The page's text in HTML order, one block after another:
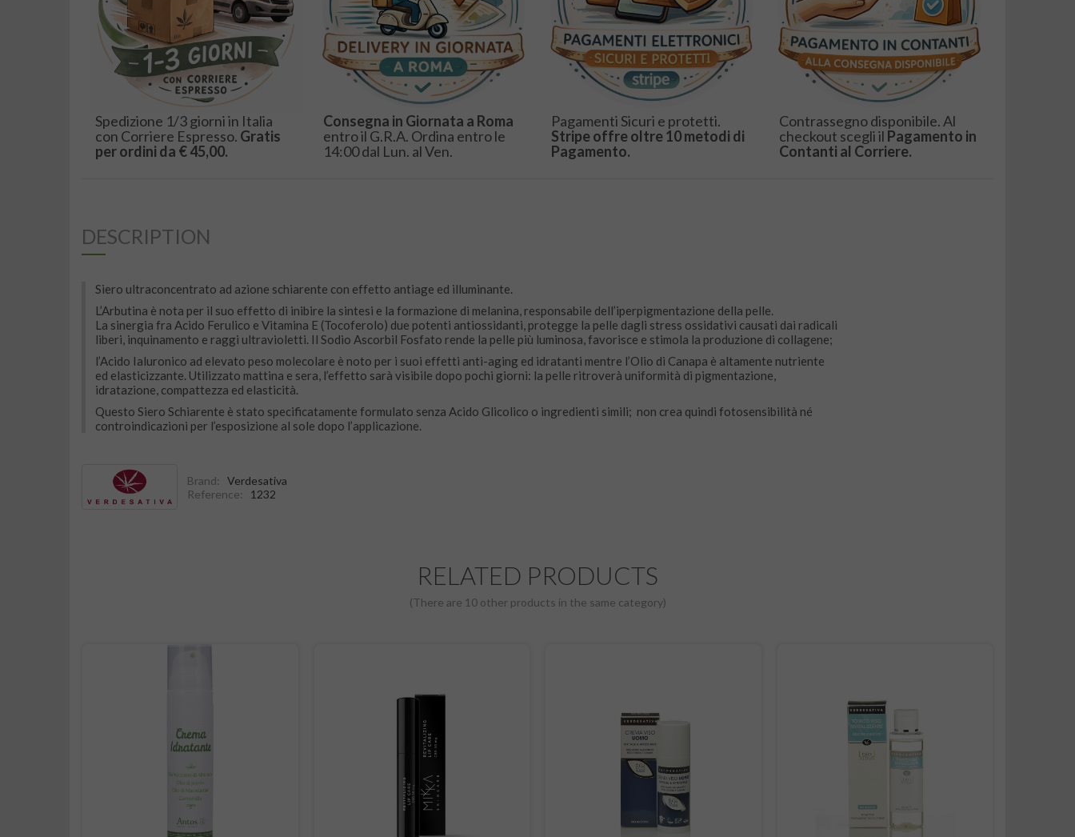
Spedizione 1/3 giorni in Italia
con Corriere Espresso. Gratis
per ordini da € 45,00.
Consegna in Giornata a Roma
entro il G.R.A. Ordina entro le
14:00 dal Lun. al Ven.
Pagamenti Sicuri e protetti.
Stripe offre oltre 10 metodi di
Pagamento.
Contrassegno disponibile. Al
checkout scegli il Pagamento in
Contanti al Corriere.
DESCRIPTION
Siero ultraconcentrato ad azione schiarente con effetto antiage ed illuminante.
L’Arbutina è nota per il suo effetto di inibire la sintesi e la formazione di melanina, responsabile dell’iperpigmentazione della pelle.
La sinergia fra Acido Ferulico e Vitamina E (Tocoferolo) due potenti antiossidanti, protegge la pelle dagli stress ossidativi causati dai radicali
liberi, inquinamento e raggi ultravioletti. Il Sodio Ascorbil Fosfato rende la pelle più luminosa, favorisce e stimola la produzione di collagene;
l’Acido Ialuronico ad elevato peso molecolare è noto per i suoi effetti anti-aging ed idratanti mentre l’Olio di Canapa è altamente nutriente
ed elasticizzante. Utilizzato mattina e sera, l’effetto sarà visibile dopo pochi giorni: la pelle ritroverà uniformità di pigmentazione,
idratazione, compattezza ed elasticità.
Questo Siero Schiarente è stato specificatamente formulato senza Acido Glicolico o ingredienti simili; non crea quindi fotosensibilità né
controindicazioni per l’esposizione al sole dopo l’applicazione.
Brand:
Verdesativa
Reference:
1232
RELATED PRODUCTS
(There are 10 other products in the same category)